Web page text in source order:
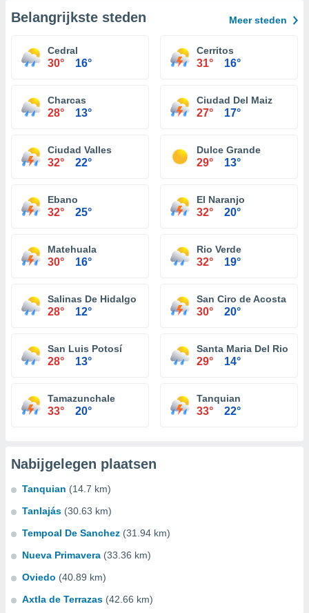
Belangrijkste steden Meer steden
Cedral
30° 16°
Cerritos
31° 16°
Charcas
28° 13°
Ciudad Del Maiz
27° 17°
Ciudad Valles
32° 22°
Dulce Grande
29° 13°
Ebano
32° 25°
El Naranjo
32° 20°
Matehuala
30° 16°
Rio Verde
32° 19°
Salinas De Hidalgo
28° 12°
San Ciro de Acosta
30° 20°
San Luis Potosí
28° 13°
Santa Maria Del Rio
29° 14°
Tamazunchale
33° 20°
Tanquian
33° 22°
Nabijgelegen plaatsen
Tanquian (14.7 km)
Tanlajás (30.63 km)
Tempoal De Sanchez (31.94 km)
Nueva Primavera (33.36 km)
Oviedo (40.89 km)
Axtla de Terrazas (42.66 km)